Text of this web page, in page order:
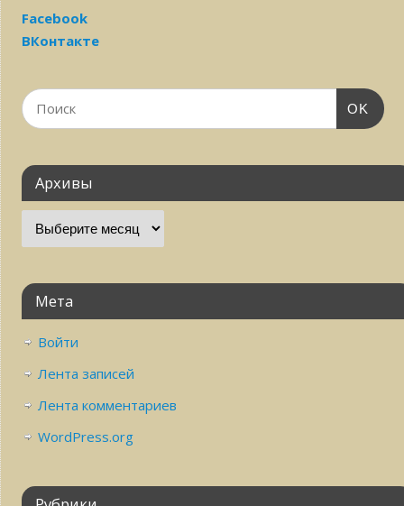
Facebook
ВКонтакте
OK
Архивы
Мета
Войти
Лента записей
Лента комментариев
WordPress.org